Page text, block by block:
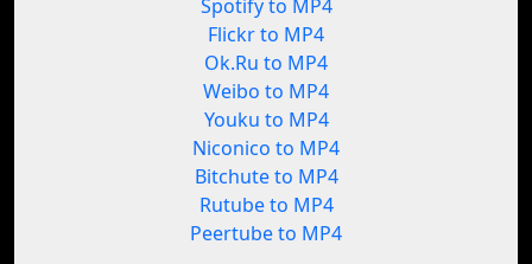
Spotify to MP4
Flickr to MP4
Ok.Ru to MP4
Weibo to MP4
Youku to MP4
Niconico to MP4
Bitchute to MP4
Rutube to MP4
Peertube to MP4